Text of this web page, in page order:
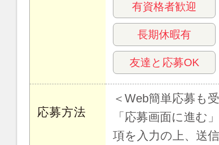
有資格者歓迎
長期休暇有
友達と応募OK
応募方法
＜Web簡単応募も
「応募画面に進む
項を入力の上、送